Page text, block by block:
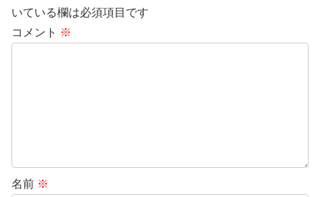
いている欄は必須項目です
コメント ※
名前 ※